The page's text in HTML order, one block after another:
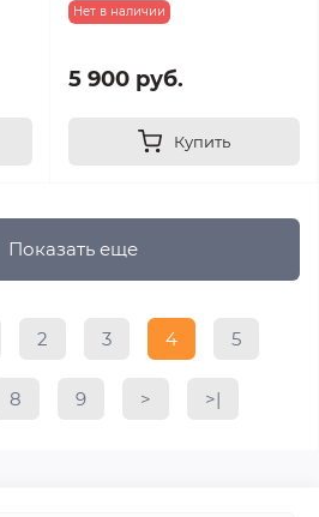
Нет в наличии
5 900 руб.
Купить
Показать еще
2 3 4 5
8 9 > >|